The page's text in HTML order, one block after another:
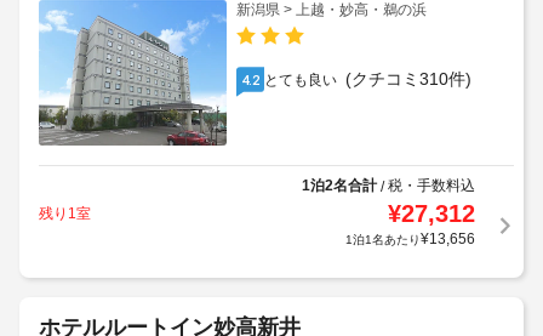
新潟県 > 上越・妙高・鵜の浜
4.2 とても良い (クチコミ310件)
1泊2名合計/税・手数料込
残り1室
¥27,312
1泊1名あたり¥13,656
ホテルルートイン妙高新井